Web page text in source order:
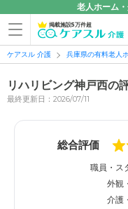
老人ホーム
掲載施設5万件超
ケアスル 介護 兵庫県の有料老人
リハリビング神戸西の
最終更新日：2026/07/11
総合評価
職員・ス
外観
介護